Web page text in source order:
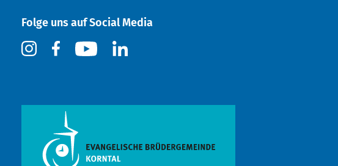
Folge uns auf Social Media